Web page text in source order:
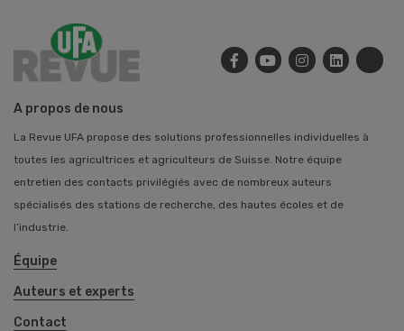
A propos de nous
La Revue UFA propose des solutions professionnelles individuelles à
toutes les agricultrices et agriculteurs de Suisse. Notre équipe
entretien des contacts privilégiés avec de nombreux auteurs
spécialisés des stations de recherche, des hautes écoles et de
l’industrie.
Équipe
Auteurs et experts
Contact